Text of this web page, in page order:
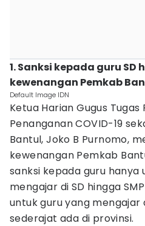
1. Sanksi kepada guru SD
kewenangan Pemkab
Default Image IDN
Ketua Harian Gugus
Penanganan COVID-19
Bantul, Joko B Purnomo,
kewenangan Pemkab
sanksi kepada guru hanya
mengajar di SD hingga
untuk guru yang mengajar
sederajat ada di provinsi.